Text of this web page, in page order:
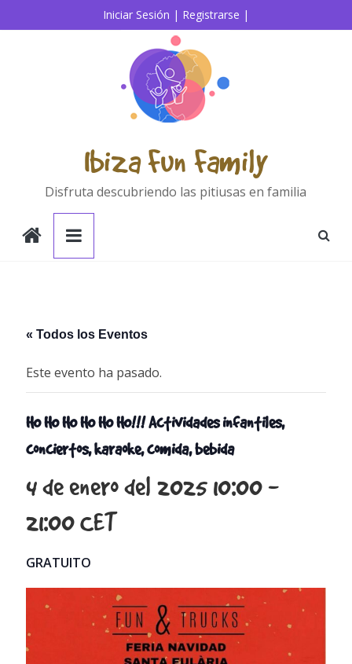
al
Iniciar Sesión | Registrarse |
Ibiza Fun Family
Disfruta descubriendo las pitiusas en familia
« Todos los Eventos
Este evento ha pasado.
HO HO HO HO HO HO!!! Actividades infantiles,
conciertos, karaoke, comida, bebida
4 de enero del 2025 10:00 -
21:00CET
GRATUITO